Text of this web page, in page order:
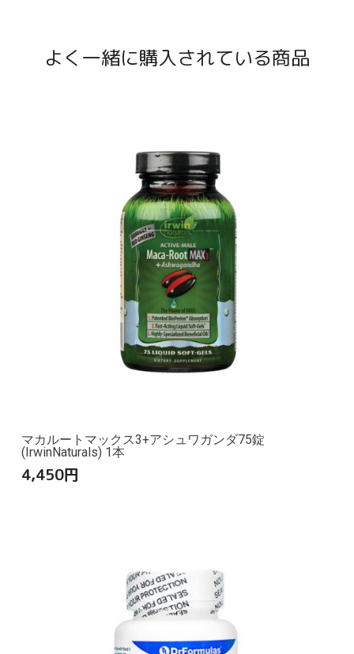
よく一緒に購入されている商品
マカルートマックス3+アシュワガンダ75錠
(IrwinNaturals) 1本
4,450円